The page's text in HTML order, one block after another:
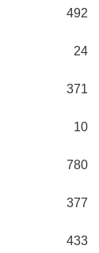
492
24
371
10
780
377
433